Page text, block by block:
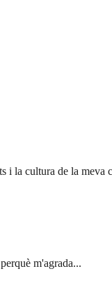
i la cultura de la meva
m'agrada...